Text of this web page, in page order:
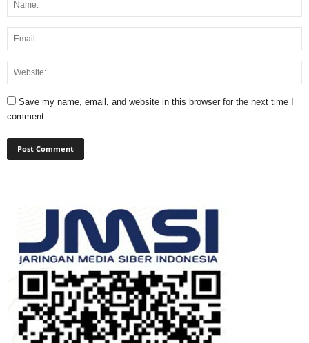
Save my name, email, and website in this browser for the next time I
comment.